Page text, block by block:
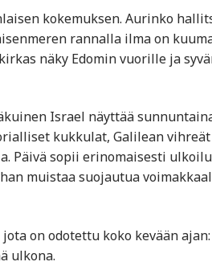
kokemuksen. Aurinko
rannalla ilma on
näky Edomin vuorille ja
Israel näyttää
kukkulat, Galilean
Päivä sopii erinomaisesti
muistaa suojautua
on odotettu koko kevään
ulkona.